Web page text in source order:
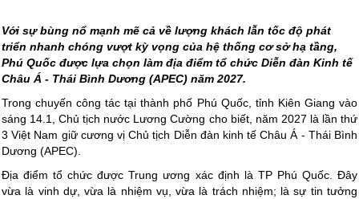
Với sự bùng nổ mạnh mẽ cả về lượng khách lẫn tốc độ phát
triển nhanh chóng vượt kỳ vọng của hệ thống cơ sở hạ tầng,
Phú Quốc được lựa chọn làm địa điểm tổ chức Diễn đàn Kinh tế
Châu Á - Thái Bình Dương (APEC) năm 2027.
Trong chuyến công tác tại thành phố Phú Quốc, tỉnh Kiên Giang vào
sáng 14.1, Chủ tịch nước Lương Cường cho biết, năm 2027 là lần thứ
3 Việt Nam giữ cương vị Chủ tịch Diễn đàn kinh tế Châu Á - Thái Bình
Dương (APEC).
Địa điểm tổ chức được Trung ương xác định là TP Phú Quốc. Đây
vừa là vinh dự, vừa là nhiệm vụ, vừa là trách nhiệm; là sự tin tưởng